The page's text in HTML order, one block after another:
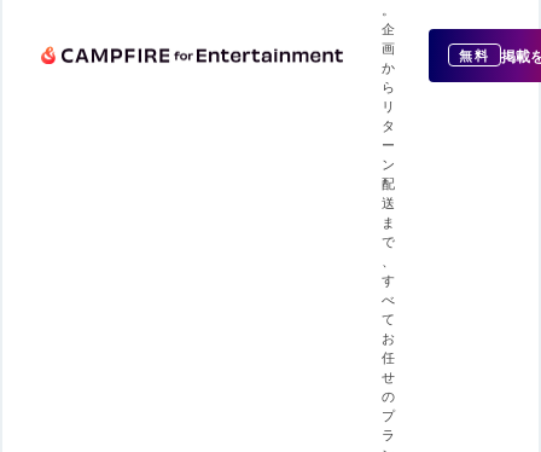
企
画
か
ら
リ
タ
ー
ン
配
送
ま
で
す
べ
て
お
任
せ
の
プ
ラ
無料 掲載